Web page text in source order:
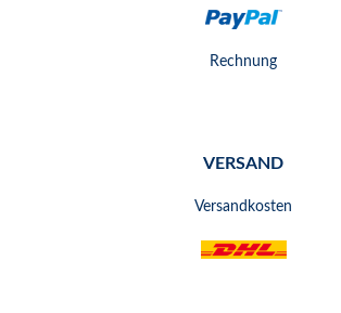
Rechnung
VERSAND
Versandkosten